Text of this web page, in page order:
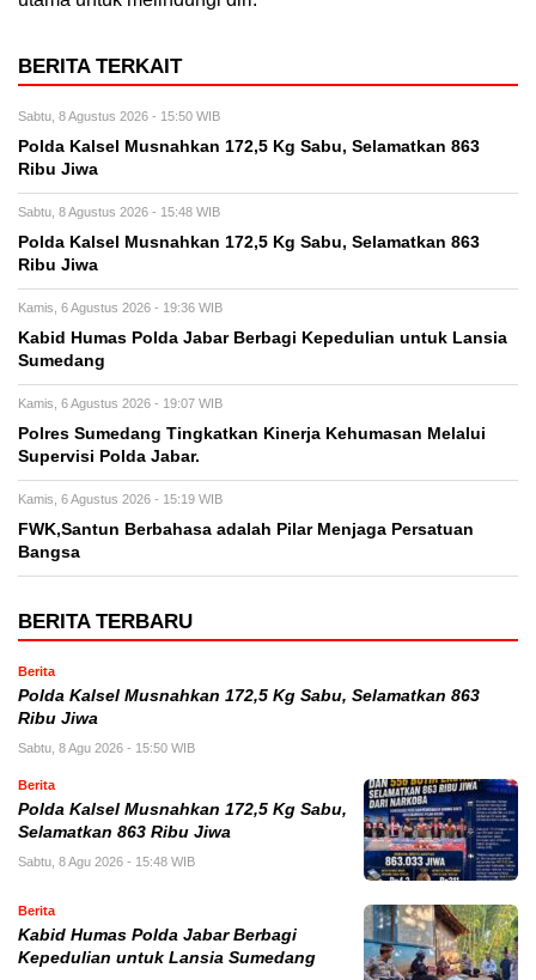
BERITA TERKAIT
Sabtu, 8 Agustus 2026 - 15:50 WIB
Polda Kalsel Musnahkan 172,5 Kg Sabu, Selamatkan 863
Ribu Jiwa
Sabtu, 8 Agustus 2026 - 15:48 WIB
Polda Kalsel Musnahkan 172,5 Kg Sabu, Selamatkan 863
Ribu Jiwa
Kamis, 6 Agustus 2026 - 19:36 WIB
Kabid Humas Polda Jabar Berbagi Kepedulian untuk Lansia
Sumedang
Kamis, 6 Agustus 2026 - 19:07 WIB
Polres Sumedang Tingkatkan Kinerja Kehumasan Melalui
Supervisi Polda Jabar.
Kamis, 6 Agustus 2026 - 15:19 WIB
FWK,Santun Berbahasa adalah Pilar Menjaga Persatuan
Bangsa
BERITA TERBARU
Berita
Polda Kalsel Musnahkan 172,5 Kg Sabu, Selamatkan 863
Ribu Jiwa
Sabtu, 8 Agu 2026 - 15:50 WIB
Berita
Polda Kalsel Musnahkan 172,5 Kg Sabu,
Selamatkan 863 Ribu Jiwa
Sabtu, 8 Agu 2026 - 15:48 WIB
Berita
Kabid Humas Polda Jabar Berbagi
Kepedulian untuk Lansia Sumedang